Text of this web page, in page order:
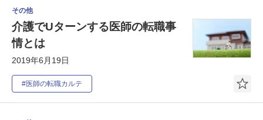
その他
介護でUターンする医師の転職事
情とは
2019年6月19日
#医師の転職カルテ